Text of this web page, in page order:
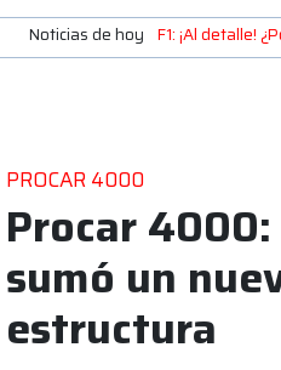
Noticias de hoy F1: ¡Al detalle!
PROCAR 4000
Procar
sumó un
estructura